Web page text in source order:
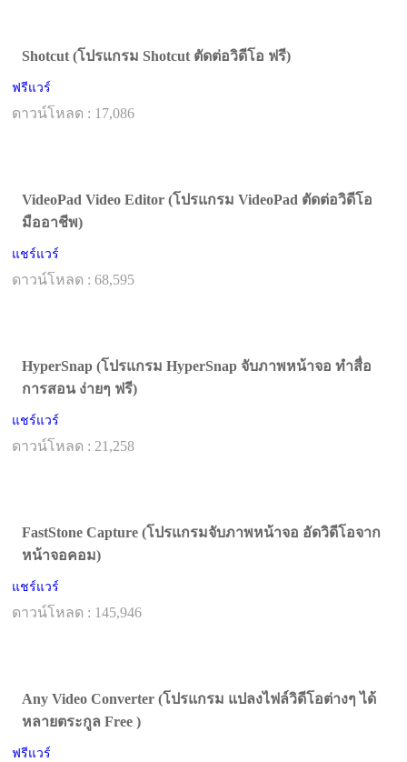
Shotcut (โปรแกรม Shotcut ตัดต่อวิดีโอ ฟรี)
ฟรีแวร์
ดาวน์โหลด : 17,086
VideoPad Video Editor (โปรแกรม VideoPad ตัดต่อวิดีโอ
มืออาชีพ)
แชร์แวร์
ดาวน์โหลด : 68,595
HyperSnap (โปรแกรม HyperSnap จับภาพหน้าจอ ทำสื่อ
การสอน ง่ายๆ ฟรี)
แชร์แวร์
ดาวน์โหลด : 21,258
FastStone Capture (โปรแกรมจับภาพหน้าจอ อัดวิดีโอจาก
หน้าจอคอม)
แชร์แวร์
ดาวน์โหลด : 145,946
Any Video Converter (โปรแกรม แปลงไฟล์วิดีโอต่างๆ ได้
หลายตระกูล Free )
ฟรีแวร์